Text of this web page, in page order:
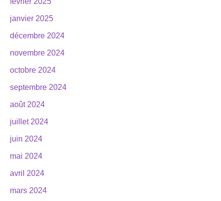
janvier 2025
décembre 2024
novembre 2024
octobre 2024
septembre 2024
août 2024
juillet 2024
juin 2024
mai 2024
avril 2024
mars 2024